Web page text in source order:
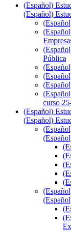
(Español)
(Español)
Pública
curso
(Español)
(Español)